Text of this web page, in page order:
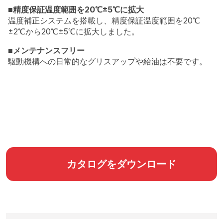
■精度保証温度範囲を20℃±5℃に拡大
温度補正システムを搭載し、精度保証温度範囲を20℃
±2℃から20℃±5℃に拡大しました。
■メンテナンスフリー
駆動機構への日常的なグリスアップや給油は不要です。
カタログをダウンロード